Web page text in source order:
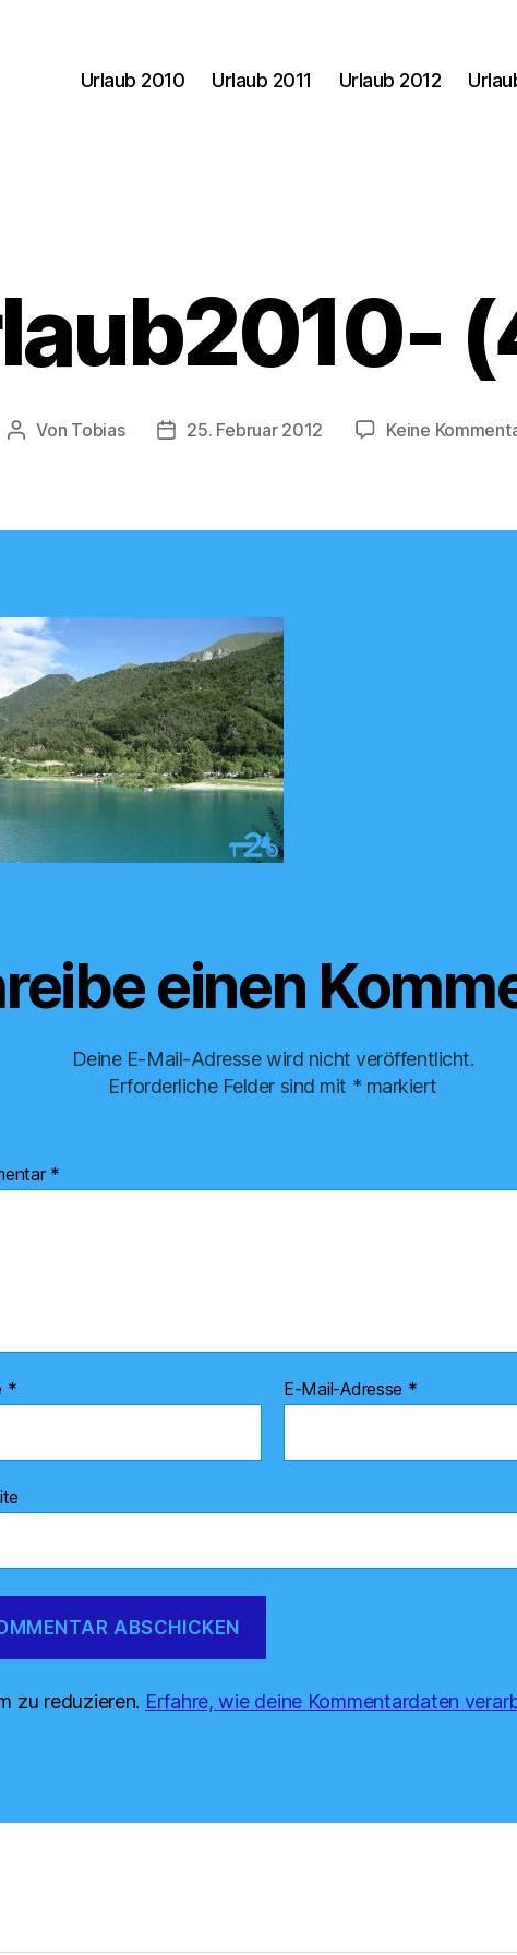
Urlaub 2010 Urlaub 2011 Urlaub 2012
Beitragsautor
Von Tobias Veröffentlichungsdatum
25. Februar 2012 Keine
einen
Deine E-Mail-Adresse wird nicht veröffentlicht.
Erforderliche Felder sind mit *markiert
*
* E-Mail-Adresse *
zu reduzieren. Erfahre, wie deine Kommentardaten